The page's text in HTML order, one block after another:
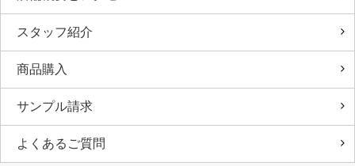
スタッフ紹介
商品購入
サンプル請求
よくあるご質問